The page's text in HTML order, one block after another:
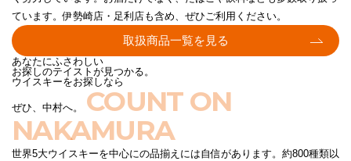
ています。伊勢崎店・足利店も含め、ぜひご利用ください。
取扱商品一覧を見る
あなたにふさわしい
お探しのテイストが見つかる。
ウイスキーをお探しなら
ぜひ、中村へ。 COUNT ON
NAKAMURA
世界5大ウイスキーを中心にの品揃えには自信があります。約800種類以